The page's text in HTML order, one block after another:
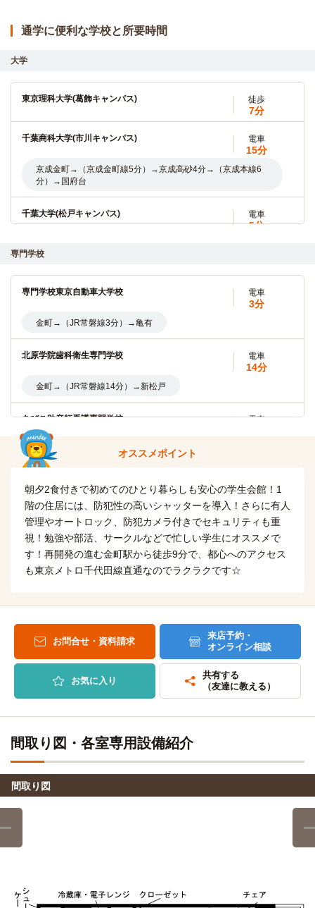
通学に便利な学校と所要時間
大学
東京理科大学(葛飾キャンパス) 徒歩
7分
千葉商科大学(市川キャンパス) 電車
15分
京成金町→（京成金町線5分）→京成高砂4分→（京成本線6
分）→国府台
千葉大学(松戸キャンパス) 電車
5分
麗澤大学 電車
18分
中央学院大学 電車
20分
金町→（JR常磐線5分) →松戸(3分)→(JR常磐線快速12分)→
我孫子
聖徳大学 電車
金町→（JR常磐線5分）→松戸
5分
金町→（JR常磐線5分）→松戸
流通経済大学(新松戸) 電車
14分
金町→（JR常磐線14分）→新松戸
東京未来大学 電車
金町→（JR常磐線9分）→北千住（7分）→（東武スカイツリ
ーライン3分）→堀切
情報経営イノベーション専門職大学 電車
25分
金町→（JR常磐線12分）→新松戸（2分）→（JR武蔵野線3
東京電機大学(東京千住キャンパス)
専門学校
専門学校東京自動車大学校 電車
3分
金町→（JR常磐線3分）→亀有
北原学院歯科衛生専門学校 電車
14分
金町→（JR常磐線14分）→新松戸
あびこ助産師看護専門学校 電車
金町→（JR常磐線5分) →松戸(3分)→(JR常磐線快速12分)→
我孫子
日本国際工科専門学校 電車
14分
金町→（JR常磐線14分）→新松戸
慈恵柏看護専門学校 電車
電車
18分
パリ総合美容専門学校柏校 電車
18分
金町→（JR常磐線18分）→柏
中央医療技術専門学校
23分
京成金町→（京成金町線5分）→京成高砂（14分）→（京成
本線4分）→京成立石
東京墨田看護専門学校
24分
オススメポイント
朝夕2食付きで初めてのひとり暮らしも安心の学生会館！1
階の住居には、防犯性の高いシャッターを導入！さらに有人
管理やオートロック、防犯カメラ付きでセキュリティも重
視！勉強や部活、サークルなどで忙しい学生にオススメで
す！再開発の進む金町駅から徒歩9分で、都心へのアクセス
も東京メトロ千代田線直通なのでラクラクです☆
お問合せ・資料請求
来店予約・
オンライン相談
お気に入り
共有する
（友達に教える）
間取り図・各室専用設備紹介
間取り図